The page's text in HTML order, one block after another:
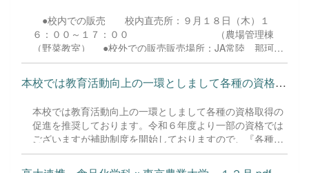
●校内での販売 校内直売所：９月１８日（木）１
６：００～１７：００ （農場管理棟
（野菜教室） ●校外での販売販売場所：JA常陸 那珂直
売所 住所：那珂市後台2290-5 販売日時：９
月１２日（金） １３：３５～１５：００ ９月
１８日（木） １３：３５～１５：００ ９月２
すので完売した場合はご了承ください。 （時間前
に終わる場合があります） ※購入者が多い時はお一人様、
１点のみの購入させて頂く場合もありますので併せてご了
承ください。
本校では教育活動向上の一環としまして各種の資格取得の促進を推...
本校では教育活動向上の一環としまして各種の資格取得の
促進を推奨しております。令和６年度より一部の資格では
ございますが補助制度を開始しておりますので、『各種検
定料助成等制度要項』を熟読いただき、積極的に本制度を
活用してください。 『各種検定料助成等制度要項』PDF